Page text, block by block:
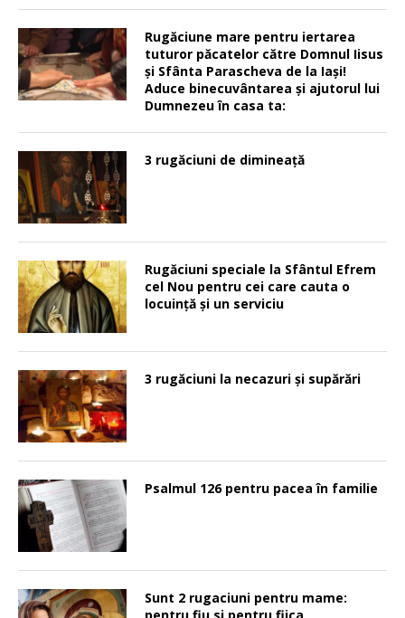
Rugăciune mare pentru iertarea
tuturor păcatelor către Domnul Iisus
şi Sfânta Parascheva de la Iaşi!
Aduce binecuvântarea şi ajutorul lui
Dumnezeu în casa ta:
3 rugăciuni de dimineață
Rugăciuni speciale la Sfântul Efrem
cel Nou pentru cei care cauta o
locuinţă şi un serviciu
3 rugăciuni la necazuri și supărări
Psalmul 126 pentru pacea în familie
Sunt 2 rugaciuni pentru mame: